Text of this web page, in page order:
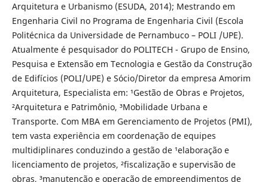
Arquitetura e Urbanismo (ESUDA, 2014); Mestrando em
Engenharia Civil no Programa de Engenharia Civil (Escola
Politécnica da Universidade de Pernambuco – POLI /UPE).
Atualmente é pesquisador do POLITECH - Grupo de Ensino,
Pesquisa e Extensão em Tecnologia e Gestão da Construção
de Edifícios (POLI/UPE) e Sócio/Diretor da empresa Amorim
Arquitetura, Especialista em: ¹Gestão de Obras e Projetos,
²Arquitetura e Patrimônio, ³Mobilidade Urbana e
Transporte. Com MBA em Gerenciamento de Projetos (PMI),
tem vasta experiência em coordenação de equipes
multidiplinares conduzindo a gestão de ¹elaboração e
licenciamento de projetos, ²fiscalização e supervisão de
obras, ³manutenção e operação de empreendimentos de